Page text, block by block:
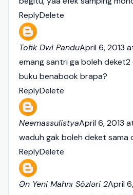
ReplyDelete
Tofik Dwi PanduApril 6, 2013
emang santri ga boleh
buku benabook brapa?
ReplyDelete
NeemassulistyaApril 6, 2013
waduh gak boleh deket sama
ReplyDelete
Ən Yeni Mahnı Sözləri 2April